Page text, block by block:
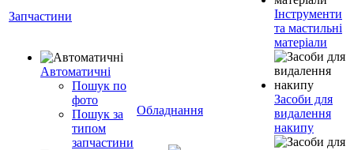
Запчастини
Автоматичні
Пошук по
фото
Пошук за
типом
запчастини
Обладнання
Інструменти
та мастильні
матеріали
Засоби для
видалення
накипу